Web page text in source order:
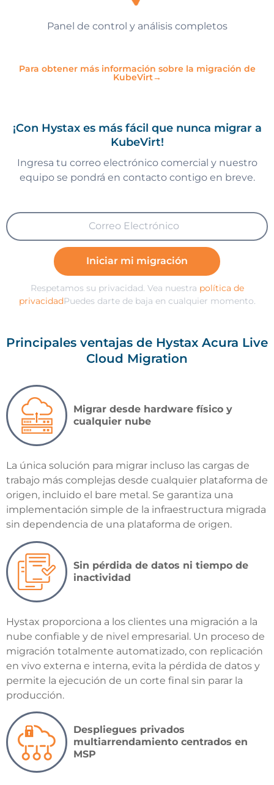
Panel de control y análisis completos
Para obtener más información sobre la migración de
KubeVirt→
¡Con Hystax es más fácil que nunca migrar a
KubeVirt!
Ingresa tu correo electrónico comercial y nuestro
equipo se pondrá en contacto contigo en breve.
Iniciar mi migración
Respetamos su privacidad. Vea nuestra política de
privacidadPuedes darte de baja en cualquier momento.
Principales ventajas de Hystax Acura Live
Cloud Migration
Migrar desde hardware físico y
cualquier nube
La única solución para migrar incluso las cargas de
trabajo más complejas desde cualquier plataforma de
origen, incluido el bare metal. Se garantiza una
implementación simple de la infraestructura migrada
sin dependencia de una plataforma de origen.
Sin pérdida de datos ni tiempo de
inactividad
Hystax proporciona a los clientes una migración a la
nube confiable y de nivel empresarial. Un proceso de
migración totalmente automatizado, con replicación
en vivo externa e interna, evita la pérdida de datos y
permite la ejecución de un corte final sin parar la
producción.
Despliegues privados
multiarrendamiento centrados en
MSP